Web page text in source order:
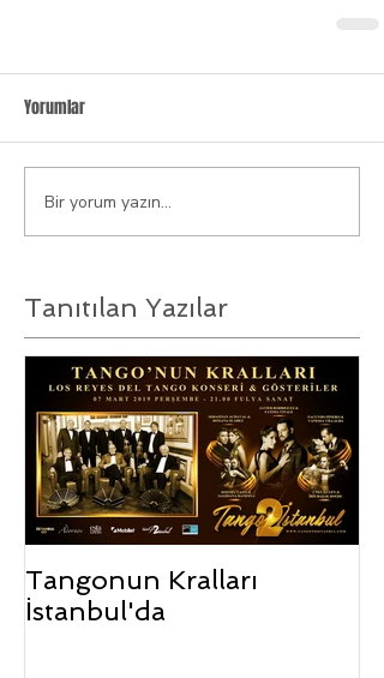
Yorumlar
Bir yorum yazın...
Tanıtılan Yazılar
Tangonun Kralları
İstanbul'da